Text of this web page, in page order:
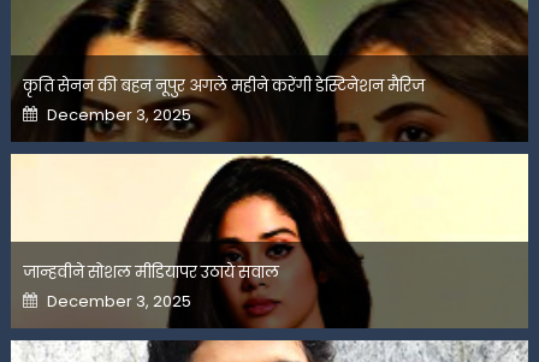
कृति सेनन की बहन नूपुर अगले महीने करेंगी डेस्टिनेशन मैरिज
Posted
on
December 3, 2025
जान्हवीने सोशल मीडियापर उठाये सवाल
Posted
on
December 3, 2025